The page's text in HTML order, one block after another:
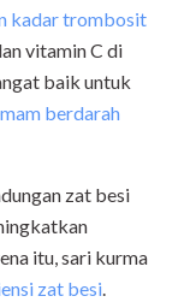
kadar trombosit
vitamin C di
baik untuk
berdarah
zat besi
itu, sari kurma
zat besi.